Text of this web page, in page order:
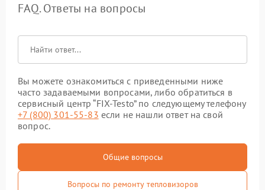
FAQ. Ответы на вопросы
Вы можете ознакомиться с приведенными ниже
часто задаваемыми вопросами, либо обратиться в
сервисный центр “FIX-Testo” по следующему телефону
+7 (800) 301-55-83 если не нашли ответ на свой
вопрос.
Общие вопросы
Вопросы по ремонту тепловизоров